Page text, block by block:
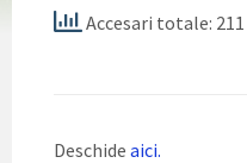
Accesari totale: 211
Deschide aici.